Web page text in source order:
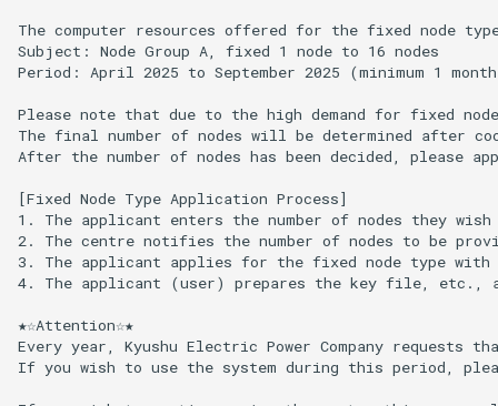
The computer resources offered for the fixed node
Subject: Node Group A, fixed 1 node to 16 nodes
Period: April 2025 to September 2025 (minimum 1
Please note that due to the high demand for fixed
The final number of nodes will be determined after
After the number of nodes has been decided,
[Fixed Node Type Application Process]
1. The applicant enters the number of nodes they
2. The centre notifies the number of nodes to be
3. The applicant applies for the fixed node type
4. The applicant (user) prepares the key file, etc.,
★☆Attention☆★
Every year, Kyushu Electric Power Company
If you wish to use the system during this period,